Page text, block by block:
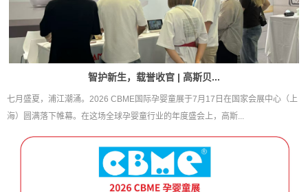
智护新生，载誉收官 | 高斯贝...
七月盛夏，浦江潮涌。2026 CBME国际孕婴童展于7月17日在国家会展中心（上
海）圆满落下帷幕。在这场全球孕婴童行业的年度盛会上，高斯...